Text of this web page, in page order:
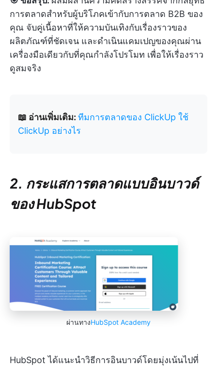
การตลาดสำหรับผู้บริโภคเข้ากับการตลาด B2B ของ
คุณ จับคู่เนื้อหาที่ให้ความบันเทิงกับเรื่องราวของ
ผลิตภัณฑ์ที่ชัดเจน และดำเนินแคมเปญของคุณผ่าน
เครื่องมือเดียวกับที่คุณกำลังโปรโมท เพื่อให้เรื่องราว
ดูสมจริง
📖 อ่านเพิ่มเติม: ทีมการตลาดของ ClickUp ใช้
ClickUp อย่างไร
2. กระแสการตลาดแบบอินบาวด์
ของ HubSpot
ผ่านทางHubSpot Academy
HubSpot ได้แนะนำวิธีการอินบาวด์โดยมุ่งเน้นไปที่